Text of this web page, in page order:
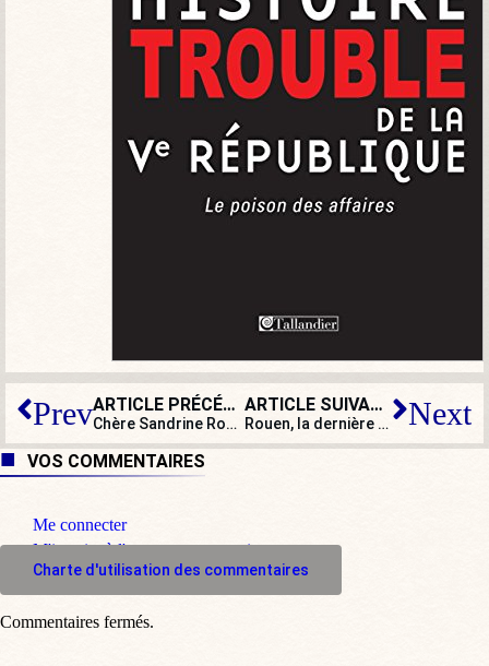
Prev ARTICLE PRÉCÉDENT
Chère Sandrine Rousseau, les mères chrétiennes en ont ras le serre-tête (qu’elles ne portent pas) !
ARTICLE SUIVANT
Rouen, la dernière victoire de Napoléon ? Next
VOS COMMENTAIRES
Me connecter
M'inscrire à l'espace commentaire
Charte d'utilisation des commentaires
Commentaires fermés.